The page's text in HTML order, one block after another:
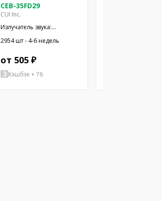
CEB-35FD29
CUI Inc.
Излучатель звука:
пьезоэлектрический
сигнализатор; провода
2954 шт - 4-6 недель
от 505 ₽
Кэшбэк + 76